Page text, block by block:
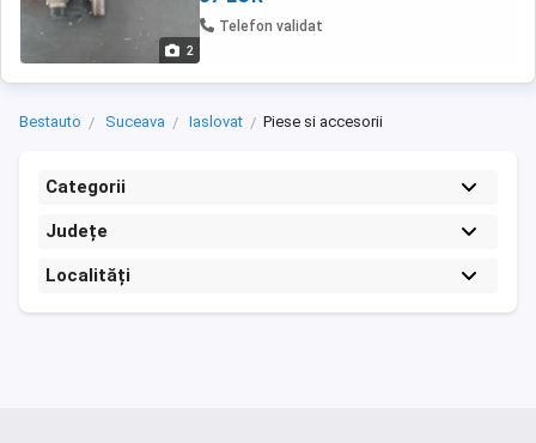
2
majoritatea ...
Telefon validat
Bestauto Suceava Iaslovat Piese si accesorii
Categorii
Județe
Localități